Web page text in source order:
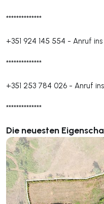
**************
+351 924 145 554 - Anruf
**************
+351 253 784 026 - Anruf
**************
Die neuesten